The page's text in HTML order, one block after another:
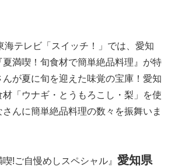
海テレビ「スイッチ！」では、愛知
満喫！旬食材で簡単絶品料理』が特
が夏に旬を迎えた味覚の宝庫！愛知
「ウナギ・とうもろこし・梨」を使
んに簡単絶品料理の数々を振舞いま
!ご自慢めしスペシャル』 愛知県